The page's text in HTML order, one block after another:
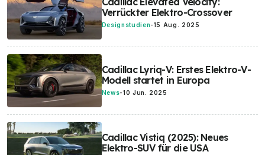
Verrückter Elektro-Crossover
Designstudien-15 Aug. 2025
Cadillac Lyriq-V: Erstes Elektro-V-
Modell startet in Europa
News-10 Jun. 2025
Cadillac Vistiq (2025): Neues
Elektro-SUV für die USA